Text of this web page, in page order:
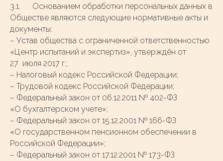
3.1. Основанием обработки персональных данных в
Обществе являются следующие нормативные акты и
документы:
– Устав общества с ограниченной ответственностью
«Центр испытаний и экспертиз», утверждён от
27 июля 2017 г.;
– Налоговый кодекс Российской Федерации;
– Трудовой кодекс Российской Федерации;
– Федеральный закон от 06.12.2011 № 402-ФЗ
«О бухгалтерском учете»;
– Федеральный закон от 15.12.2001 № 166-ФЗ
«О государственном пенсионном обеспечении в
Российской Федерации»;
– Федеральный закон от 17.12.2001 № 173-ФЗ